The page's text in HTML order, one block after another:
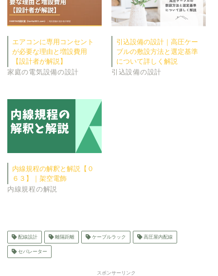
エアコンに専用コンセント
が必要な理由と増設費用
【設計者が解説】
家庭の電気設備の設計
引込設備の設計｜高圧ケー
ブルの敷設方法と選定基準
について詳しく解説
引込設備の設計
内線規程の解釈と解説【０
６３】｜架空電飾
内線規程の解説
配線設計 離隔距離 ケーブルラック 高圧屋内配線
セパレーター
スポンサーリンク